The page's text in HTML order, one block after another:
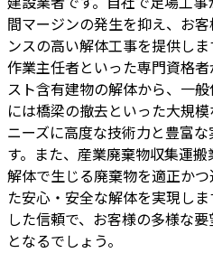
間マージンの発生を抑え、お
ンスの高い解体工事を提供し
作業主任者といった専門資格
スト含有建物の解体から、一
には橋梁の撤去といった大規
ニーズに高度な技術力と豊富
す。また、産業廃棄物収集運搬
解体で生じる廃棄物を適正か
た安心・安全な解体を実現し
した信頼で、お客様の多様な
となるでしょう。